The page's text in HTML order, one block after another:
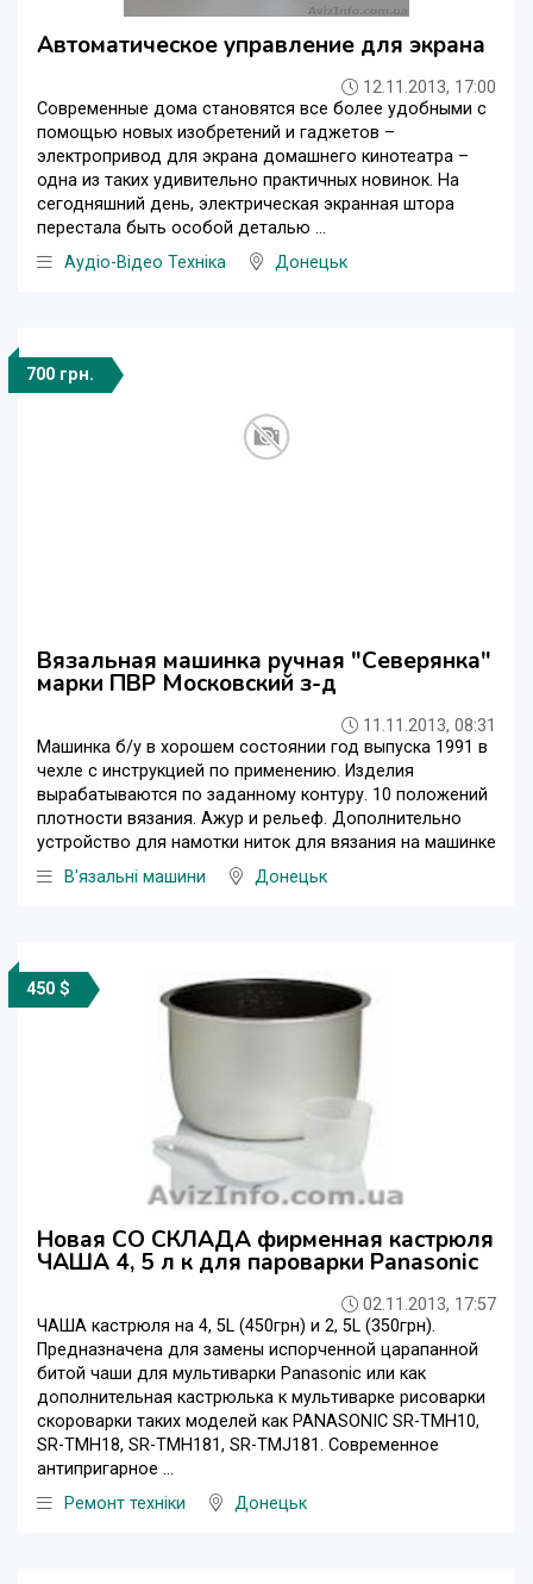
Автоматическое управление для экрана
12.11.2013, 17:00
Современные дома становятся все более удобными с
помощью новых изобретений и гаджетов –
электропривод для экрана домашнего кинотеатра –
одна из таких удивительно практичных новинок. На
сегодняшний день, электрическая экранная штора
перестала быть особой деталью ...
Аудіо-Відео Техніка
Донецьк
700 грн.
Вязальная машинка ручная "Северянка"
марки ПВР Московский з-д
11.11.2013, 08:31
Машинка б/у в хорошем состоянии год выпуска 1991 в
чехле с инструкцией по применению. Изделия
вырабатываются по заданному контуру. 10 положений
плотности вязания. Ажур и рельеф. Дополнительно
устройство для намотки ниток для вязания на машинке
В'язальні машини
Донецьк
450 $
Новая СО СКЛАДА фирменная кастрюля
ЧАША 4, 5 л к для пароварки Panasonic
02.11.2013, 17:57
ЧАША кастрюля на 4, 5L (450грн) и 2, 5L (350грн).
Предназначена для замены испорченной царапанной
битой чаши для мультиварки Panasonic или как
дополнительная кастрюлька к мультиварке рисоварки
скороварки таких моделей как PANASONIC SR-TMH10,
SR-TMH18, SR-TMH181, SR-TMJ181. Современное
антипригарное ...
Ремонт техніки
Донецьк